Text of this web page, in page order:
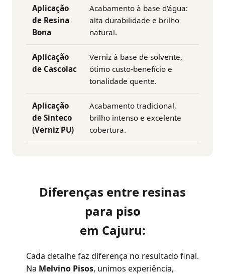
Aplicação
de Resina
Bona
Acabamento à base d'água:
alta durabilidade e brilho
natural.
Aplicação
de Cascolac
Verniz à base de solvente,
ótimo custo-benefício e
tonalidade quente.
Aplicação
de Sinteco
(Verniz PU)
Acabamento tradicional,
brilho intenso e excelente
cobertura.
Diferenças entre resinas
para piso
em Cajuru:
Cada detalhe faz diferença no resultado final.
Na Melvino Pisos, unimos experiência,